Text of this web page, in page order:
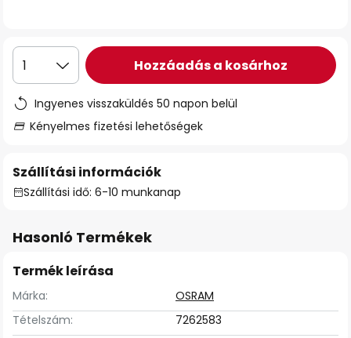
1 Hozzáadás a kosárhoz
Ingyenes visszaküldés 50 napon belül
Kényelmes fizetési lehetőségek
Szállítási információk
Szállítási idő: 6-10 munkanap
Hasonló Termékek
Termék leírása
Márka:
OSRAM
Tételszám:
7262583